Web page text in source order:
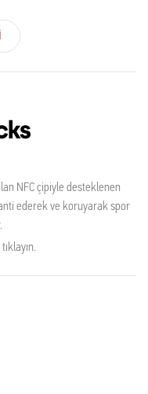
NFC çipiyle desteklenen
ederek ve koruyarak spor
tıklayın.